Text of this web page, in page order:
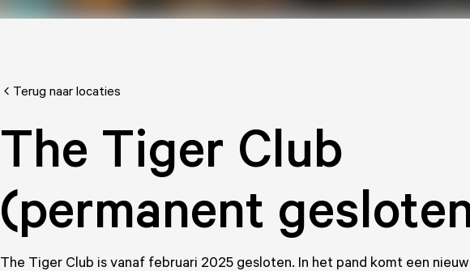
Terug naar locaties
The Tiger Club
(permanent
The Tiger Club is vanaf februari 2025 gesloten. In het pand komt een